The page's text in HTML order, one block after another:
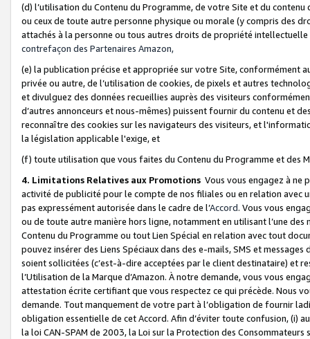
(d) l’utilisation du Contenu du Programme, de votre Site et du
ou ceux de toute autre personne physique ou morale (y compris des
attachés à la personne ou tous autres droits de propriété
contrefaçon des Partenaires Amazon,
(e) la publication précise et appropriée sur votre Site, conformément
privée ou autre, de l’utilisation de cookies, de pixels et autres
et divulguez des données recueillies auprès des visiteurs
d’autres annonceurs et nous-mêmes) puissent fournir du contenu et
reconnaître des cookies sur les navigateurs des visiteurs, et
la législation applicable l'exige, et
(f) toute utilisation que vous faites du Contenu du Programme et des
4. Limitations Relatives aux Promotions Vous vous engagez à ne
activité de publicité pour le compte de nos filiales ou en relation avec
pas expressément autorisée dans le cadre de l’Accord. Vous vous
ou de toute autre manière hors ligne, notamment en utilisant l’une
Contenu du Programme ou tout Lien Spécial en relation avec tout
pouvez insérer des Liens Spéciaux dans des e-mails, SMS et
soient sollicitées (c’est-à-dire acceptées par le client destinataire) et
l’Utilisation de la Marque d’Amazon. À notre demande, vous vous
attestation écrite certifiant que vous respectez ce qui précède. Nous
demande. Tout manquement de votre part à l’obligation de fournir
obligation essentielle de cet Accord. Afin d’éviter toute confusion, (i)
la loi CAN-SPAM de 2003, la Loi sur la Protection des